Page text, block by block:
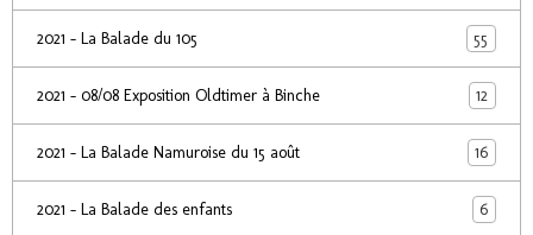
2021 - La Balade du 105 55
2021 - 08/08 Exposition Oldtimer à Binche 12
2021 - La Balade Namuroise du 15 août 16
2021 - La Balade des enfants 6